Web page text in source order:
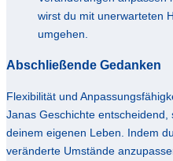
wirst du mit unerwarteten
umgehen.
Abschließende Gedanken
Flexibilität und
Janas Geschichte entscheidend,
deinem eigenen Leben. Indem
veränderte Umstände